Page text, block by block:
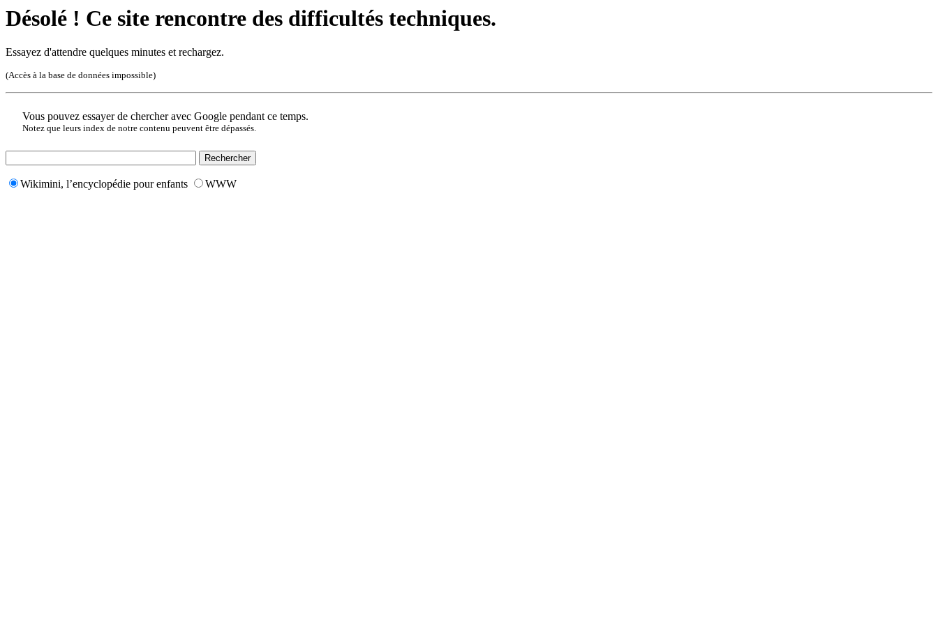
Désolé ! Ce site rencontre des difficultés techniques.
Essayez d'attendre quelques minutes et rechargez.
(Accès à la base de données impossible)
Vous pouvez essayer de chercher avec Google pendant ce temps.
Notez que leurs index de notre contenu peuvent être dépassés.
Wikimini, l’encyclopédie pour enfants WWW